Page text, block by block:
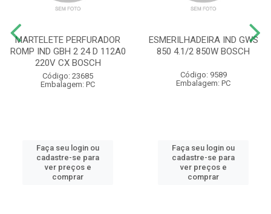
MARTELETE PERFURADOR
ROMP IND GBH 2 24 D 112A0
220V CX BOSCH
Código: 23685
Embalagem: PC
Faça seu login ou
cadastre-se para
ver preços e
comprar
ESMERILHADEIRA IND GWS
850 4.1/2 850W BOSCH
Código: 9589
Embalagem: PC
Faça seu login ou
cadastre-se para
ver preços e
comprar